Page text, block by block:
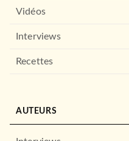
Vidéos
Interviews
Recettes
AUTEURS